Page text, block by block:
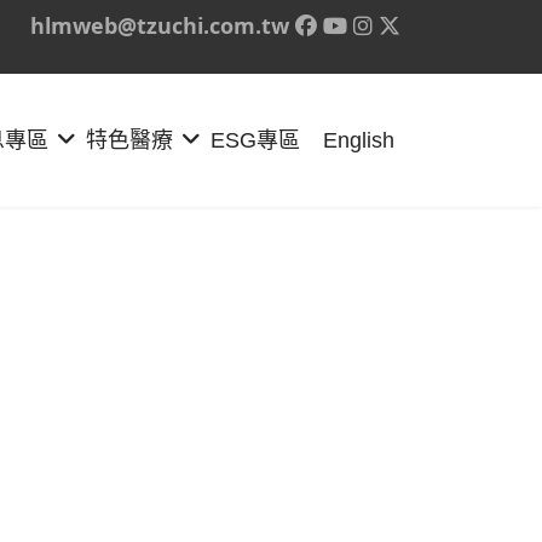
hlmweb@tzuchi.com.tw
區 特色醫療 ESG專區 English